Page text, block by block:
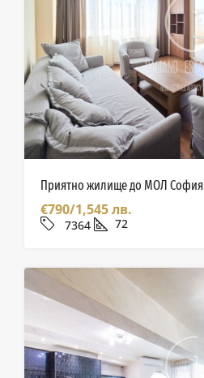
Приятно жилище до МОЛ София
€790/1,545 лв.
7364 72